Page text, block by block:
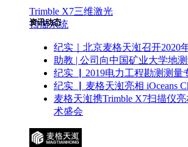
Trimble X7三维激光
扫描系统
资讯动态
纪实｜北京麦格天渱召开2020
助教 | 公司向中国矿业大学地
纪实 ▏2019电力工程勘测测量
纪实 ▏麦格天渱亮相 iOceans
麦格天渱携Trimble X7扫描仪
术盛会